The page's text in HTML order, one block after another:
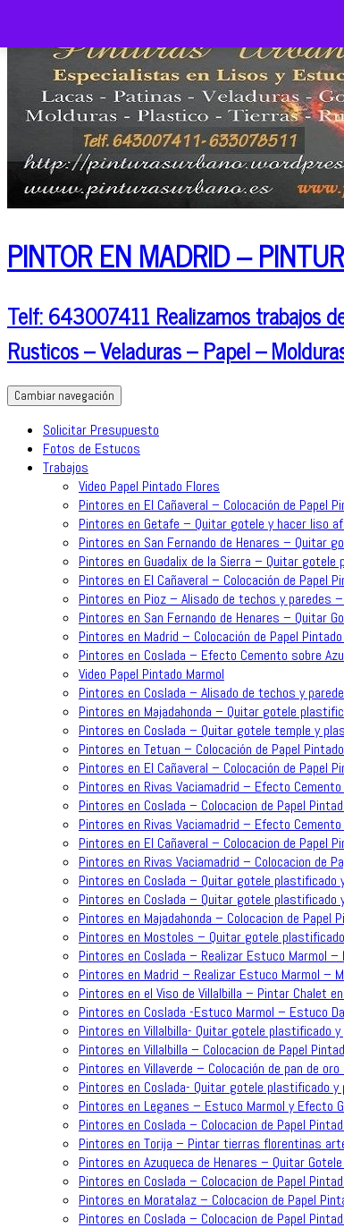
PINTOR EN MADRID –
Telf: 643007411 Realizamos trabajos
Rusticos – Veladuras – Papel –
Cambiar navegación
Solicitar Presupuesto
Fotos de Estucos
Trabajos
Video Papel Pintado Flores
Pintores en El Cañaveral – Colocación de Papel
Pintores en Getafe – Quitar gotele y hacer liso
Pintores en San Fernando de Henares – Quitar
Pintores en Guadalix de la Sierra – Quitar
Pintores en El Cañaveral – Colocación de Papel
Pintores en Pioz – Alisado de techos y paredes
Pintores en San Fernando de Henares – Quitar
Pintores en Madrid – Colocación de Papel
Pintores en Coslada – Efecto Cemento sobre
Video Papel Pintado Marmol
Pintores en Coslada – Alisado de techos y
Pintores en Majadahonda – Quitar gotele
Pintores en Coslada – Quitar gotele temple y
Pintores en Tetuan – Colocación de Papel
Pintores en El Cañaveral – Colocación de Papel
Pintores en Rivas Vaciamadrid – Efecto
Pintores en Coslada – Colocacion de Papel
Pintores en Rivas Vaciamadrid – Efecto
Pintores en El Cañaveral – Colocacion de Papel
Pintores en Rivas Vaciamadrid – Colocacion de
Pintores en Coslada – Quitar gotele
Pintores en Coslada – Quitar gotele plastificado
Pintores en Majadahonda – Colocacion de Papel
Pintores en Mostoles – Quitar gotele
Pintores en Coslada – Realizar Estuco Marmol –
Pintores en Madrid – Realizar Estuco Marmol –
Pintores en el Viso de Villalbilla – Pintar Chalet
Pintores en Coslada -Estuco Marmol – Estuco
Pintores en Villalbilla- Quitar gotele plastificado
Pintores en Villalbilla – Colocacion de Papel
Pintores en Villaverde – Colocación de pan de
Pintores en Coslada- Quitar gotele plastificado
Pintores en Leganes – Estuco Marmol y Efecto
Pintores en Coslada – Colocacion de Papel
Pintores en Torija – Pintar tierras florentinas
Pintores en Azuqueca de Henares – Quitar
Pintores en Coslada – Colocacion de Papel
Pintores en Moratalaz – Colocacion de Papel
Pintores en Coslada – Colocacion de Papel